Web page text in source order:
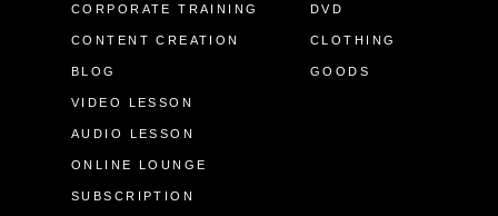
CORPORATE TRAINING
CONTENT CREATION
BLOG
VIDEO LESSON
AUDIO LESSON
ONLINE LOUNGE
SUBSCRIPTION
DVD
CLOTHING
GOODS